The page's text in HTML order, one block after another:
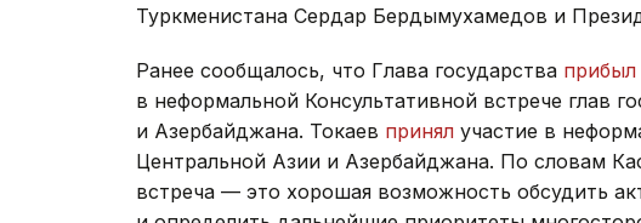
Туркменистана Сердар Бердымухамедов и
Ранее сообщалось, что Глава государства прибыл
в неформальной Консультативной встрече глав
и Азербайджана. Токаев принял участие в
Центральной Азии и Азербайджана. По словам
встреча — это хорошая возможность обсудить